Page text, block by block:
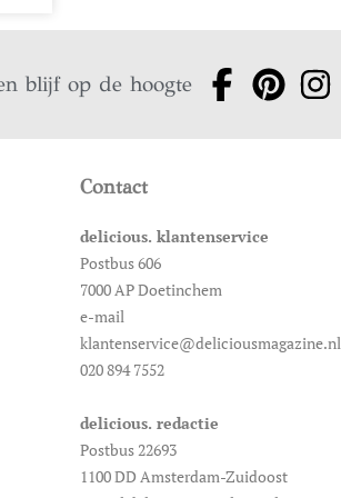
blijf op de hoogte
Contact
delicious. klantenservice
Postbus 606
7000 AP Doetinchem
e-mail
klantenservice@deliciousmagazine.nl
020 894 7552
delicious. redactie
Postbus 22693
1100 DD Amsterdam-Zuidoost